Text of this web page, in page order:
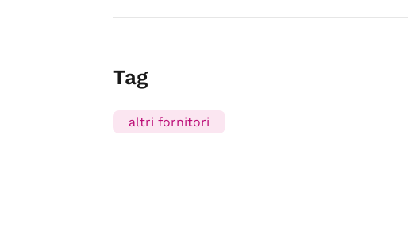
Tag
altri fornitori